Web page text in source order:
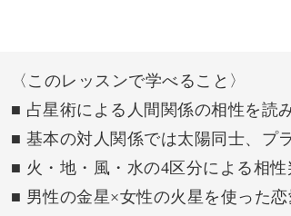
今までは気づかなかった自分や相手の
ただし大事なのは、相性の良し悪しだけ
〈このレッスンで学べること〉
■ 占星術による人間関係の相性を読
■ 基本の対人関係では太陽同士、プ
■ 火・地・風・水の4区分による相
■ 男性の金星×女性の火星を使った